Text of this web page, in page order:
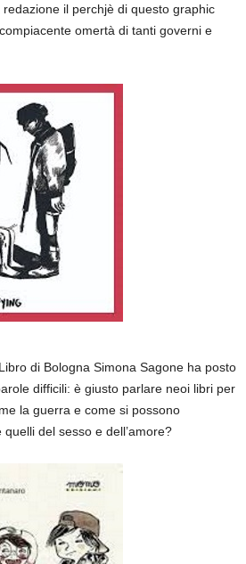
redazione il perchjè di questo graphic
omertà di tanti governi e
di Bologna Simona Sagone ha posto
difficili: è giusto parlare neoi libri per
la guerra e come si possono
del sesso e dell’amore?